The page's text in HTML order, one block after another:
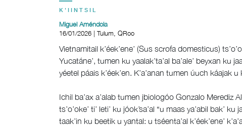
K'IINTSIL
Miguel Améndola
16/01/2026 | Tulum, QRoo
Vietnamitail k’éek’ene’ (Sus scrofa domesticus)
Yucatáne’, tumen ku yaalak’ta’al ba’ale’ beyxan ku
yéetel páais k’éek’en. K’a’anan tumen úuch káajak
Ichil ba’ax a’alab tumen jbiologóo Gonzalo Merediz
ts’o’oke’ ti’ leti’ ku jóok’sa’al “u maas ya’abil bak’
taak’in ku beetik u yantal: u tséenta’al k’éek’ene’